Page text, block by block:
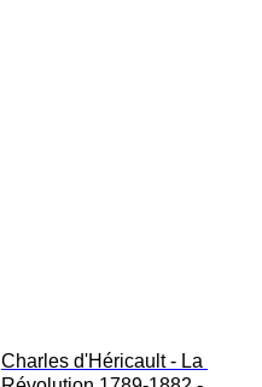
Charles d'Héricault - La